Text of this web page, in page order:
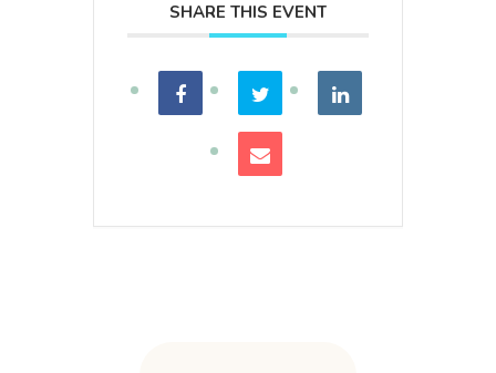
SHARE THIS EVENT